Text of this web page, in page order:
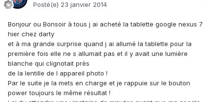
Posté(e) 23 janvier 2014
Bonjour ou Bonsoir à tous j ai acheté la tablette google nexus 7
hier chez darty
et à ma grande surprise quand j ai allumé la tablette pour la
première fois elle ne s allumait pas et il y avait une lumière
blanche qui clignotait près
de la lentille de l appareil photo !
Par le suite je la mets en charge et je rappuie sur le bouton
power toujours le même résultat !